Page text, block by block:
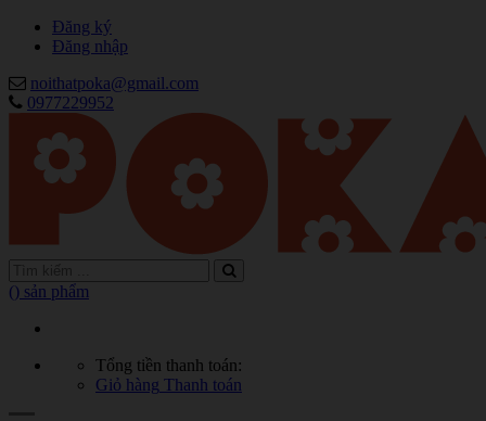
Đăng ký
Đăng nhập
noithatpoka@gmail.com
0977229952
() sản phẩm
Tổng tiền thanh toán:
Giỏ hàng Thanh toán